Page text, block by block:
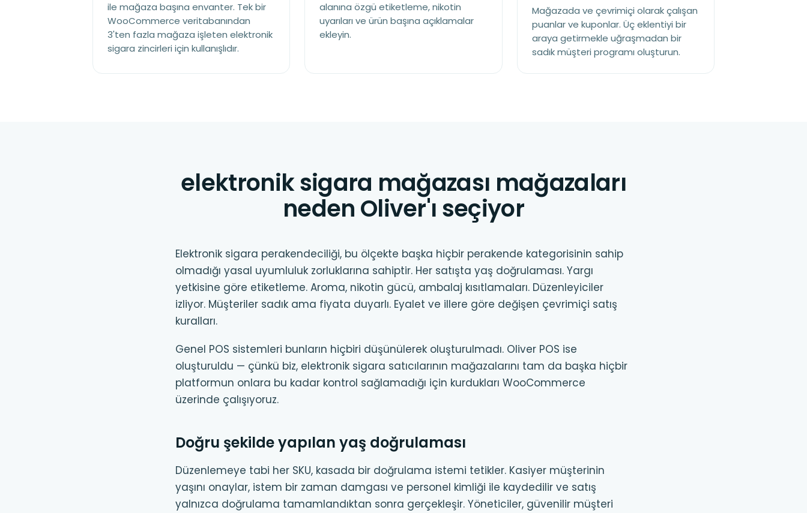
ile mağaza başına envanter. Tek bir
WooCommerce veritabanından
3'ten fazla mağaza işleten elektronik
sigara zincirleri için kullanışlıdır.
alanına özgü etiketleme, nikotin
uyarıları ve ürün başına açıklamalar
ekleyin.
Mağazada ve çevrimiçi olarak çalışan
puanlar ve kuponlar. Üç eklentiyi bir
araya getirmekle uğraşmadan bir
sadık müşteri programı oluşturun.
elektronik sigara mağazası mağazaları
neden Oliver'ı seçiyor
Elektronik sigara perakendeciliği, bu ölçekte başka hiçbir perakende kategorisinin sahip
olmadığı yasal uyumluluk zorluklarına sahiptir. Her satışta yaş doğrulaması. Yargı
yetkisine göre etiketleme. Aroma, nikotin gücü, ambalaj kısıtlamaları. Düzenleyiciler
izliyor. Müşteriler sadık ama fiyata duyarlı. Eyalet ve illere göre değişen çevrimiçi satış
kuralları.
Genel POS sistemleri bunların hiçbiri düşünülerek oluşturulmadı. Oliver POS ise
oluşturuldu — çünkü biz, elektronik sigara satıcılarının mağazalarını tam da başka hiçbir
platformun onlara bu kadar kontrol sağlamadığı için kurdukları WooCommerce
üzerinde çalışıyoruz.
Doğru şekilde yapılan yaş doğrulaması
Düzenlemeye tabi her SKU, kasada bir doğrulama istemi tetikler. Kasiyer müşterinin
yaşını onaylar, istem bir zaman damgası ve personel kimliği ile kaydedilir ve satış
yalnızca doğrulama tamamlandıktan sonra gerçekleşir. Yöneticiler, güvenilir müşteri